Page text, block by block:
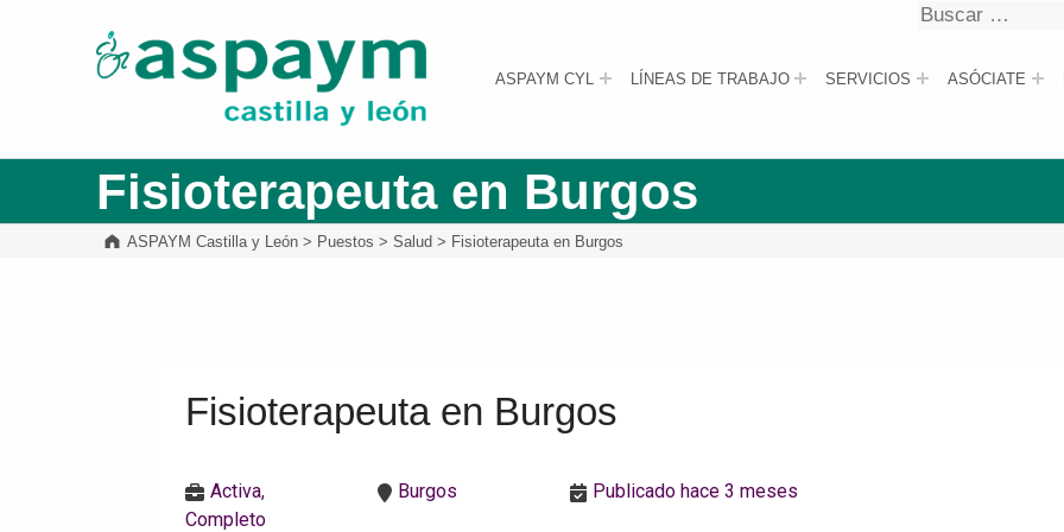
ASPAYM Castilla y León
ASPAYM CYL LÍNEAS DE TRABAJO SERVICIOS ASÓCIATE
Buscar
Fisioterapeuta en Burgos
ASPAYM Castilla y León > Puestos >Salud > Fisioterapeuta en Burgos
Fisioterapeuta en Burgos
Activa,
Completo
Burgos Publicado hace 3 meses